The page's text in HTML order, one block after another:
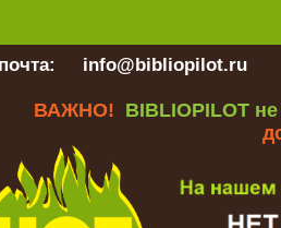
info@bibliopilot.ru
ВАЖНО! BIBLIOPILOT